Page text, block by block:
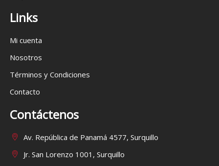
Links
Mi cuenta
Nosotros
Términos y Condiciones
Contacto
Contáctenos
Av. República de Panamá 4577, Surquillo
Jr. San Lorenzo 1001, Surquillo